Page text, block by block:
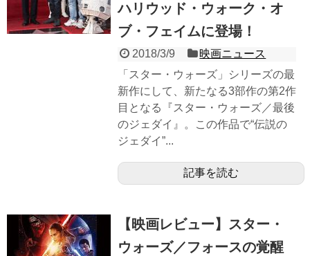
ハリウッド・ウォーク・オ
ブ・フェイムに登場！
2018/3/9
映画ニュース
「スター・ウォーズ」シリーズの最
新作にして、新たなる3部作の第2作
目となる『スター・ウォーズ／最後
のジェダイ』。この作品で“伝説の
ジェダイ”...
記事を読む
【映画レビュー】スター・
ウォーズ／フォースの覚醒